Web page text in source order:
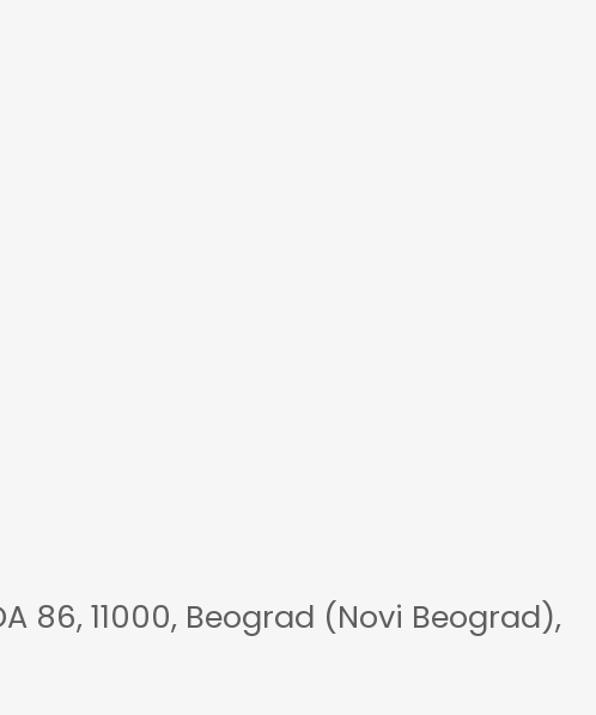
86, 11000, Beograd (Novi Beograd),